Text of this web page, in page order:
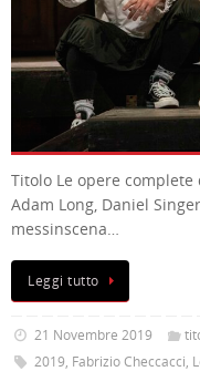
Titolo Le opere
Adam Long, Daniel
messinscena…
Leggi tutto
21 Novembre 2019
2019, Fabrizio Checcacci,